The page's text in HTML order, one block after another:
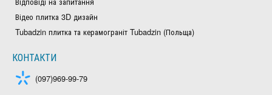
Відео плитка 3D дизайн
Tubadzin плитка та керамограніт Tubadzin (Польща)
КОНТАКТИ
(097)969-99-79